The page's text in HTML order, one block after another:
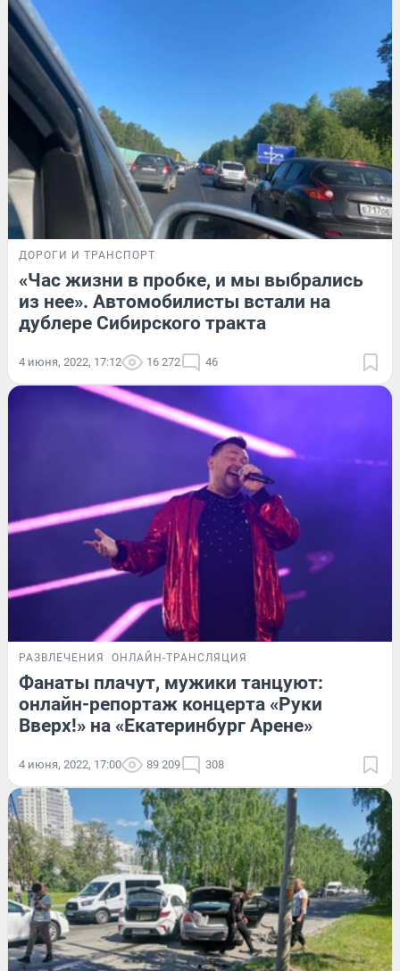
ДОРОГИ И ТРАНСПОРТ
«Час жизни в пробке, и мы выбрались
из нее». Автомобилисты встали на
дублере Сибирского тракта
4 июня, 2022, 17:12 16 272 46
РАЗВЛЕЧЕНИЯ ОНЛАЙН-ТРАНСЛЯЦИЯ
Фанаты плачут, мужики танцуют:
онлайн-репортаж концерта «Руки
Вверх!» на «Екатеринбург Арене»
4 июня, 2022, 17:00 89 209 308